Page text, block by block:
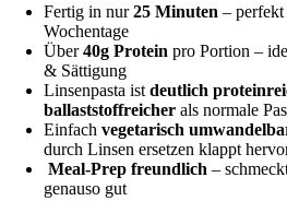
Fertig in nur25 Minuten – perfekt
Wochentage
Über40g Protein pro Portion –
& Sättigung
Linsenpasta ist deutlich
ballaststoffreicher als normale
Einfach vegetarisch
durch Linsen ersetzen klappt
Meal-Prep freundlich –
genauso gut